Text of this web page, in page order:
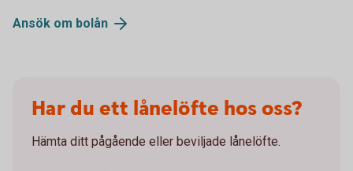
Ansök om bolån
Har du ett lånelöfte hos oss?
Hämta ditt pågående eller beviljade lånelöfte.